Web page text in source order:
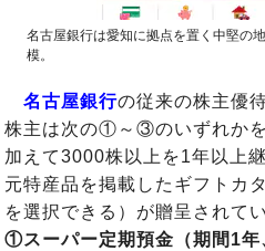
名古屋銀行は愛知に拠点を置く中堅の
模。
名古屋銀行の従来の株主優
株主は次の①～③のいずれか
加えて3000株以上を1年以上
元特産品を掲載したギフトカ
を選択できる）が贈呈されてい
①スーパー定期預金（期間1